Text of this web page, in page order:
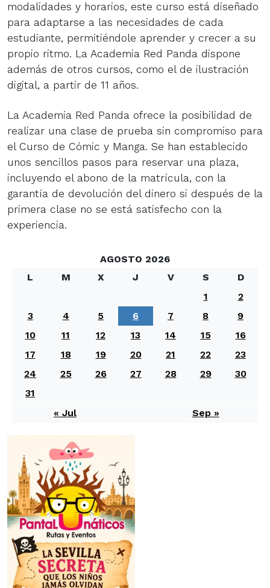
modalidades y horarios, este curso está diseñado
para adaptarse a las necesidades de cada
estudiante, permitiéndole aprender y crecer a su
propio ritmo. La Academia Red Panda dispone
además de otros cursos, como el de ilustración
digital, a partir de 11 años.
La Academia Red Panda ofrece la posibilidad de
realizar una clase de prueba sin compromiso para
el Curso de Cómic y Manga. Se han establecido
unos sencillos pasos para reservar una plaza,
incluyendo el abono de la matrícula, con la
garantía de devolución del dinero si después de la
primera clase no se está satisfecho con la
experiencia.
AGOSTO 2026
L
M X J V S
D
1
2
3
4 5 6 7 8
9
10
11 12 13 14 15
16
17
18 19 20 21 22
23
24
25 26 27 28 29
30
31
« Jul
Sep »